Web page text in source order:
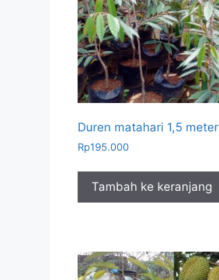
Duren matahari 1,5 meter
Rp195.000
Tambah ke keranjang